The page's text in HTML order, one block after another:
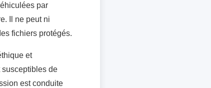
par
Il ne peut ni
fichiers protégés.
et
susceptibles de
est conduite